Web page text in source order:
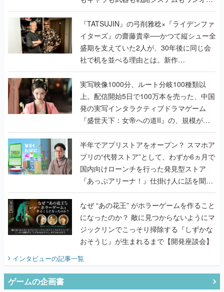
で作り込まれた理由を両ディレクターに聞
く
『TATSUJIN』の弓削雅稔×『ライデンファ
イターズ』の齋藤貴幸──かつて縦シュー全
盛期を支えていた2人が、30年後に同じ会
社で机を並べる理由とは。新作
『TATSUJIN EXTREME』で初タッグを組
んだレジェンド2人に訊く開発秘話
実写映像1000分、ルート分岐100種類以
上。配信開始5日で100万本を売った、中国
発の実写インタラクティブドラマゲーム
『盛世天下：女帝への道II』の、規模が違
うこだわりをプロデューサーに聞いた
半年でアプリストアをオープン？ スマホア
プリの“代替ストア”として、わずか6ヵ月で
国内向けローンチを行った発見型ストア
『あっぷアリーナ！』仕掛け人に話を聞い
てみた
なぜ “あの花王” がホラーゲームを作ること
になったのか？ 敵に見つからないようにマ
ジックリンでこっそり掃除する『しずかな
おそうじ』が生まれるまで【開発座談会】
インタビューの記事一覧
ゲームの企画書